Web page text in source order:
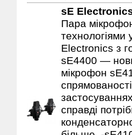
sE
Пара
технологіями
Electronics з
sE4400 —
мікрофон
справді